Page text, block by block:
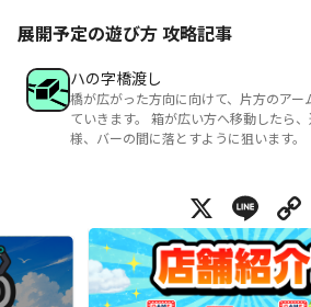
展開予定の遊び方 攻略記事
ハの字橋渡し
橋が広がった方向に向けて、片方のアー
ていきます。 箱が広い方へ移動したら
様、バーの間に落とすように狙います。
X Line